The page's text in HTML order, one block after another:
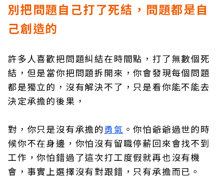
別把問題自己打了死結，問題都是自
己創造的
許多人喜歡把問題糾結在時間點，打了無數個死
結，但是當你把問題拆開來，你會發現每個問題
都是獨立的，沒有解決不了，只是看你能不能去
決定承擔的後果，
對，你只是沒有承擔的勇氣 。你怕爺爺過世的時
候你不在身邊，你怕沒有留職停薪回來會找不到
工作，你怕錯過了這次打工度假就再也沒有機
會，事實上選擇沒有對跟錯，只有承擔而已。